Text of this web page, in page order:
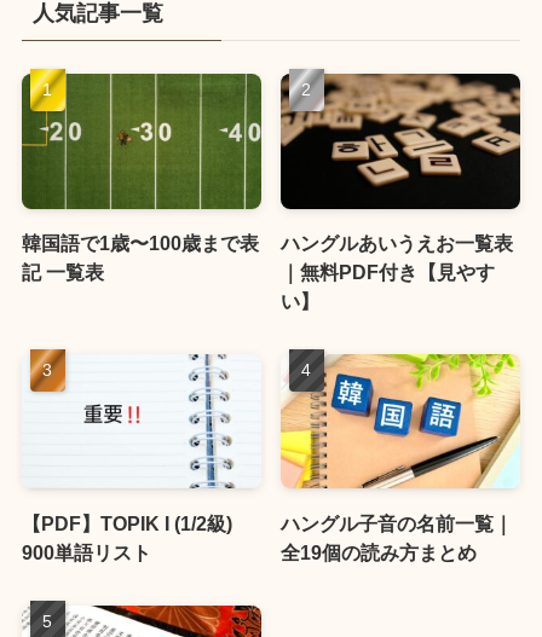
人気記事一覧
韓国語で1歳〜100歳まで表
記 一覧表
ハングルあいうえお一覧表
｜無料PDF付き【見やす
い】
【PDF】TOPIK I (1/2級)
900単語リスト
ハングル子音の名前一覧｜
全19個の読み方まとめ